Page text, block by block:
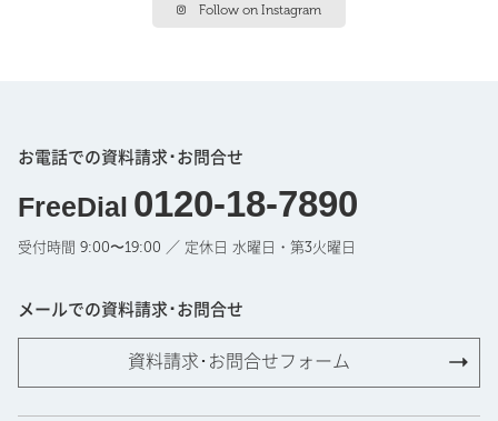
Follow on Instagram
お電話での資料請求･お問合せ
FreeDial 0120-18-7890
受付時間 9:00〜19:00 ／ 定休日 水曜日・第3火曜日
メールでの資料請求･お問合せ
資料請求･お問合せフォーム